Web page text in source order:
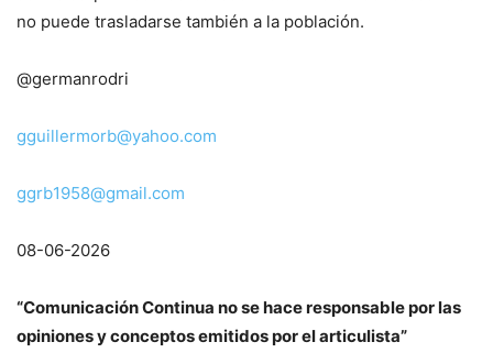
no puede trasladarse también a la población.
@germanrodri
gguillermorb@yahoo.com
ggrb1958@gmail.com
08-06-2026
“Comunicación Continua no se hace responsable por las
opiniones yconceptos emitidos por el articulista”